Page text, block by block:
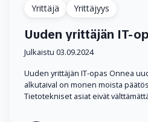
Yrittäjä Yrittäjyys
Uuden yrittäjän IT-
Julkaistu 03.09.2024
Uuden yrittäjän IT-opas Onnea
alkutaival on monen moista
Tietotekniset asiat eivät